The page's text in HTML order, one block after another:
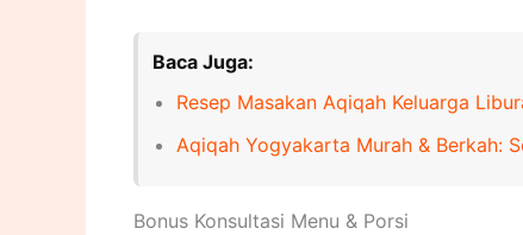
Baca Juga:
Resep Masakan Aqiqah Keluarga
Aqiqah Yogyakarta Murah & Berkah:
Bonus Konsultasi Menu & Porsi